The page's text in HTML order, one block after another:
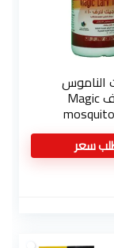
الناموس
ماجيك لارف Magic
سعر